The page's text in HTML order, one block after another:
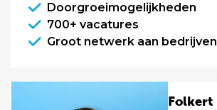
Doorgroeimogelijkheden
700+ vacatures
Groot netwerk aan bedrijven
Folkert